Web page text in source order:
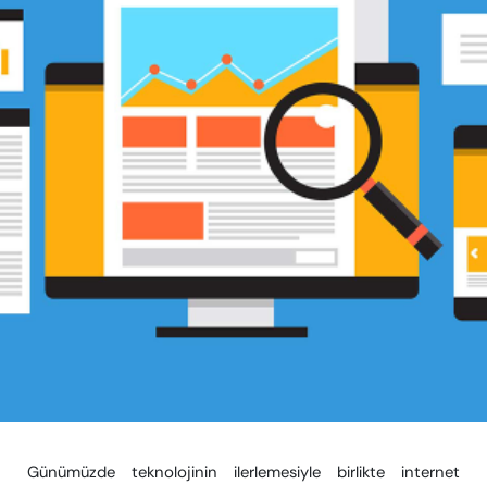
Günümüzde teknolojinin ilerlemesiyle birlikte internet